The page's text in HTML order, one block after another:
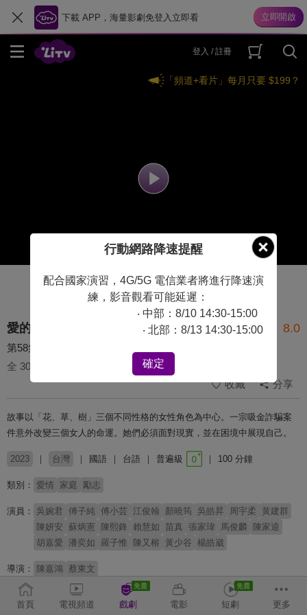
下載 APP，海量影劇免登入立即看
登入 / 註冊
「頻道+看片」每月只要 $199？
愛的榮耀 8.0
第58集
全 300 集
收藏
分享
故事以「花、草、樹」三個不同性格的女性角色為中心。一宗吸金詐騙案
件意外改變三個女人的命運。她們必須面對現實，並在困境中展現自己。
2023 台灣 國語 台語 普遍級 100 分鐘
類別： 愛情 家庭 勵志
演員： 吳婉君 傅子純 傅小芸 江俊翰 顏曉筠 吳皓昇 周宇柔
黃建群
陳妍安 蘇炳憲 陳熙鋒 賴慧如 苗真 張家瑋 馬俊麟
陳家逵
胡嘉愛 潘奕如 羅子惟 陳又榕 黃少谷 楊皓崴
導演： 陳嘉鴻 蔡東文
# 狗血
首頁
電視頻道 戲劇 電影 短劇 更多
行動網路降速提醒
配合國家演習，4G/5G 電信業者將進行降速演
練，影音觀看可能延遲：
‧ 中部：8/10 14:30-15:00
‧ 北部：8/13 14:30-15:00
確定